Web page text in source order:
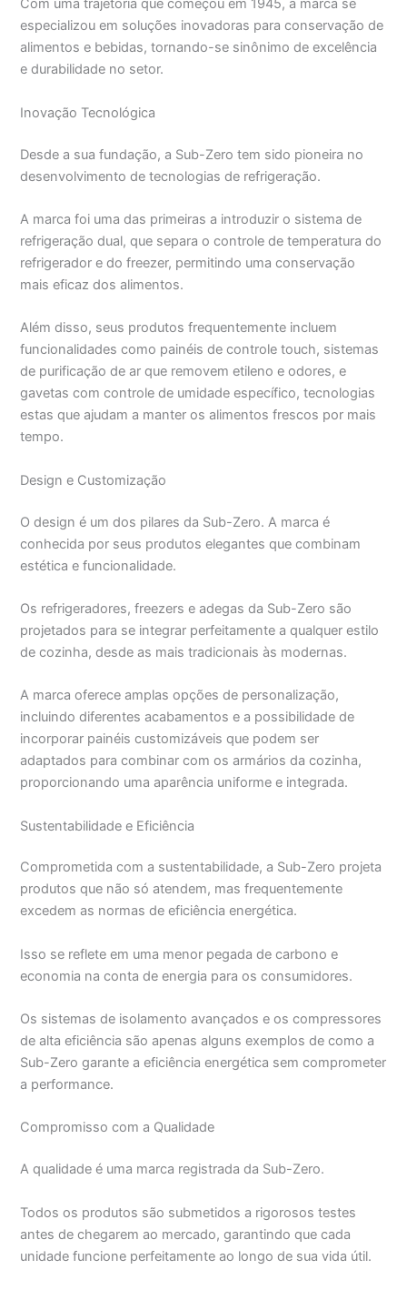
Com uma trajetória que começou em 1945, a marca se
especializou em soluções inovadoras para conservação de
alimentos e bebidas, tornando-se sinônimo de excelência
e durabilidade no setor.
Inovação Tecnológica
Desde a sua fundação, a Sub-Zero tem sido pioneira no
desenvolvimento de tecnologias de refrigeração.
A marca foi uma das primeiras a introduzir o sistema de
refrigeração dual, que separa o controle de temperatura do
refrigerador e do freezer, permitindo uma conservação
mais eficaz dos alimentos.
Além disso, seus produtos frequentemente incluem
funcionalidades como painéis de controle touch, sistemas
de purificação de ar que removem etileno e odores, e
gavetas com controle de umidade específico, tecnologias
estas que ajudam a manter os alimentos frescos por mais
tempo.
Design e Customização
O design é um dos pilares da Sub-Zero. A marca é
conhecida por seus produtos elegantes que combinam
estética e funcionalidade.
Os refrigeradores, freezers e adegas da Sub-Zero são
projetados para se integrar perfeitamente a qualquer estilo
de cozinha, desde as mais tradicionais às modernas.
A marca oferece amplas opções de personalização,
incluindo diferentes acabamentos e a possibilidade de
incorporar painéis customizáveis que podem ser
adaptados para combinar com os armários da cozinha,
proporcionando uma aparência uniforme e integrada.
Sustentabilidade e Eficiência
Comprometida com a sustentabilidade, a Sub-Zero projeta
produtos que não só atendem, mas frequentemente
excedem as normas de eficiência energética.
Isso se reflete em uma menor pegada de carbono e
economia na conta de energia para os consumidores.
Os sistemas de isolamento avançados e os compressores
de alta eficiência são apenas alguns exemplos de como a
Sub-Zero garante a eficiência energética sem comprometer
a performance.
Compromisso com a Qualidade
A qualidade é uma marca registrada da Sub-Zero.
Todos os produtos são submetidos a rigorosos testes
antes de chegarem ao mercado, garantindo que cada
unidade funcione perfeitamente ao longo de sua vida útil.